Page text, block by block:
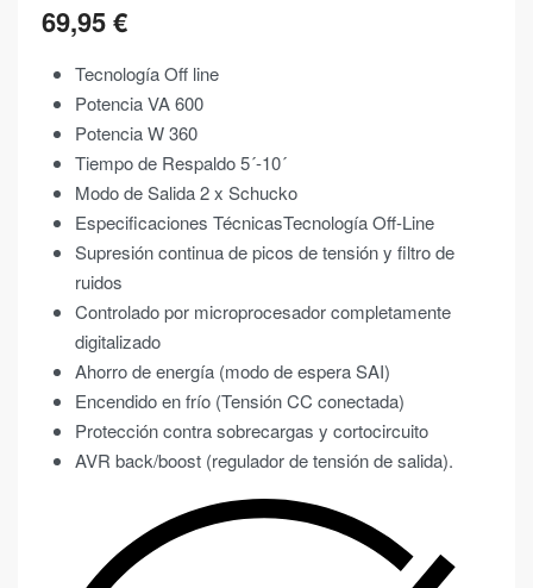
69,95€
Tecnología Off line
Potencia VA 600
Potencia W 360
Tiempo de Respaldo 5´-10´
Modo de Salida 2 x Schucko
Especificaciones TécnicasTecnología Off-Line
Supresión continua de picos de tensión y filtro de
ruidos
Controlado por microprocesador completamente
digitalizado
Ahorro de energía (modo de espera SAI)
Encendido en frío (Tensión CC conectada)
Protección contra sobrecargas y cortocircuito
AVR back/boost (regulador de tensión de salida).